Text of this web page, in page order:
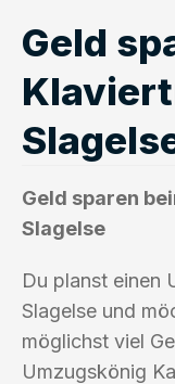
Geld
Geld sparen
Slagelse
Du planst einen
Slagelse und
möglichst viel
Umzugskönig